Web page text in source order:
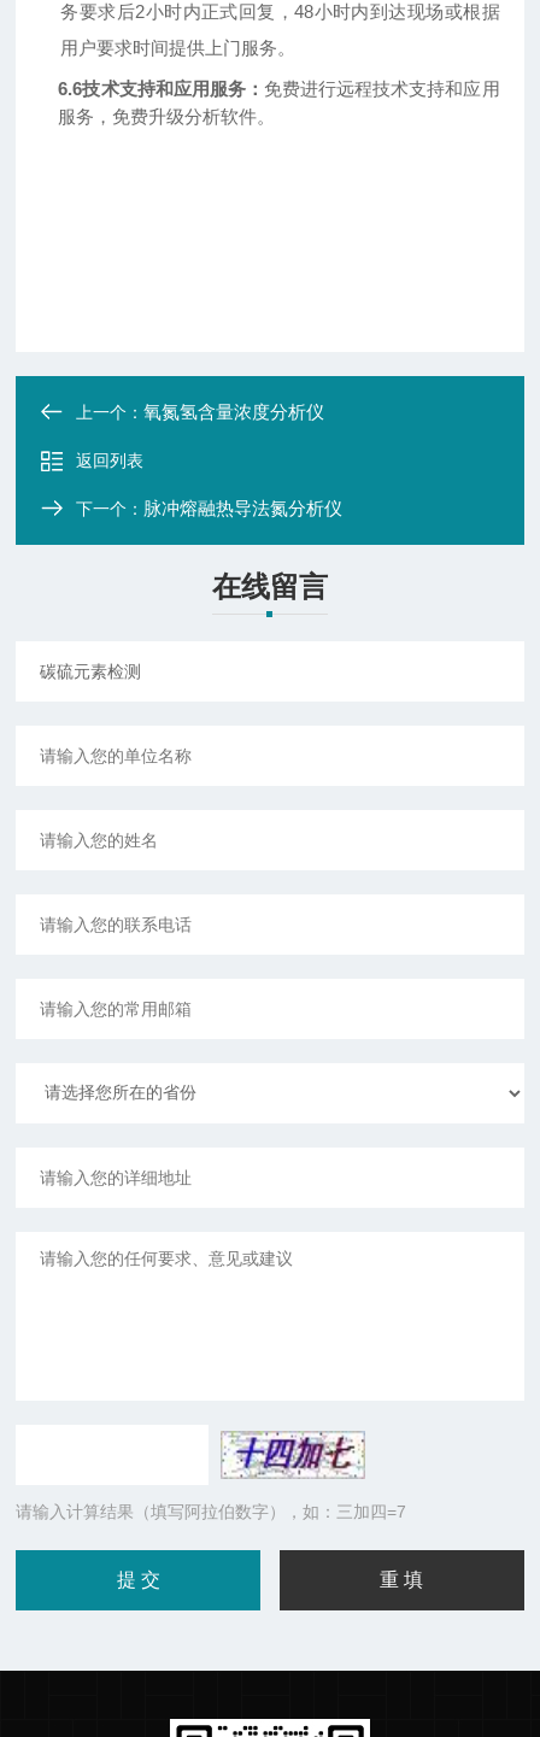
务要求后2小时内正式回复，48小时内到达现场或根据
用户要求时间提供上门服务。
6.6技术支持和应用服务： 免费进行远程技术支持和应用
服务，免费升级分析软件。
上一个：氧氮氢含量浓度分析仪
返回列表
下一个： 脉冲熔融热导法氮分析仪
在线留言
请输入计算结果（填写阿拉伯数字），如：三加四=7